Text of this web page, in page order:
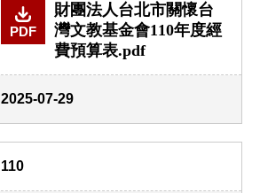
PDF
財團法人台北市關懷台
灣文教基金會110年度經
費預算表.pdf
2025-07-29
110